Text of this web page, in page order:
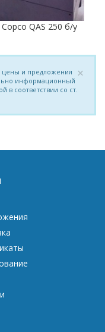
QAS 250 б/у
×
цены и предложения
информационный
в соответствии со ст.